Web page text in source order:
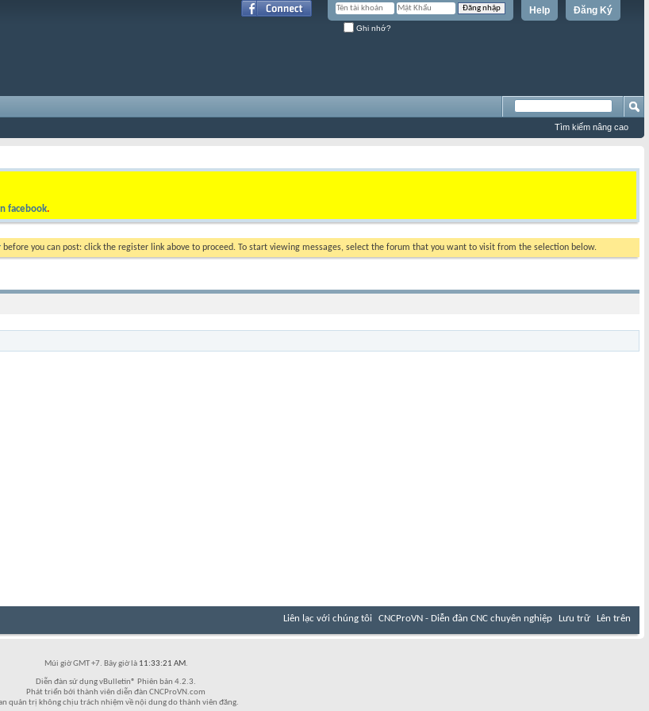
Đăng Ký
Help
Ghi nhớ?
Tìm kiếm nâng cao
facebook.
before you can post: click the register link above to proceed. To start viewing messages, select the forum that you want to visit from the selection below.
Liên lạc với chúng tôi CNCProVN - Diễn đàn CNC chuyên nghiệp Lưu trữ Lên trên
Múi giờ GMT +7. Bây giờ là 11:33:21 AM.
Diễn đàn sử dụng vBulletin® Phiên bản 4.2.3.
Phát triển bởi thành viên diễn đàn CNCProVN.com
quản trị không chịu trách nhiệm về nội dung do thành viên đăng.